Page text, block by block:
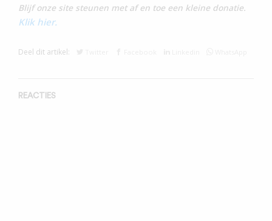
Blijf onze site steunen met af en toe een kleine donatie.
Klik hier.
Deel dit artikel:
REACTIES